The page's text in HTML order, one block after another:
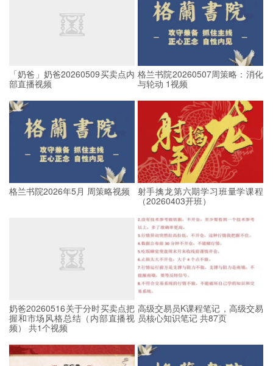
「奶爸」奶爸20260509买卖点内
部直播视频
格兰书院20260507周策略：消化
与轮动 1视频
格兰书院2026年5月 周策略视频
射手擒龙第六期学习班量学课程
（20260403开班）
奶爸20260516关于分时买卖点把
握和市场风格总结（内部直播视
频） 共1个视频
高级交易员K课程笔记，高级交易
员核心知识笔记 共87页